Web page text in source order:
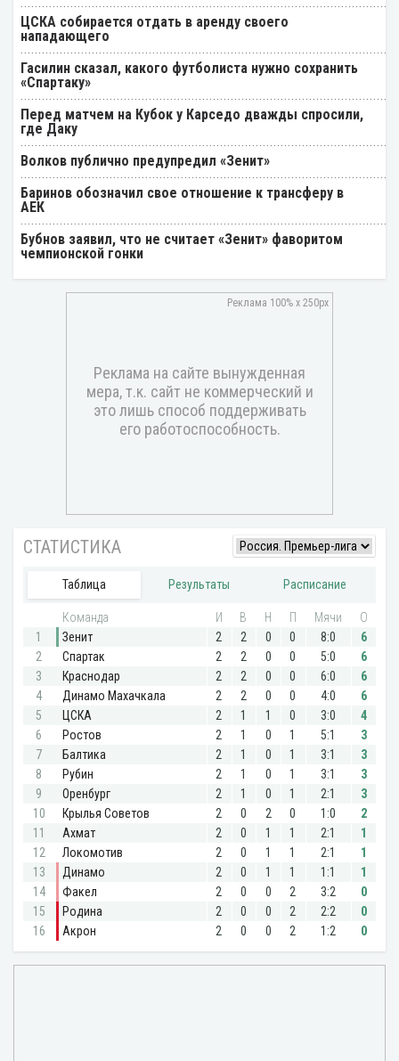
ЦСКА собирается отдать в аренду своего
нападающего
Гасилин сказал, какого футболиста нужно сохранить
«Спартаку»
Перед матчем на Кубок у Карседо дважды спросили,
где Даку
Волков публично предупредил «Зенит»
Баринов обозначил свое отношение к трансферу в
АЕК
Бубнов заявил, что не считает «Зенит» фаворитом
чемпионской гонки